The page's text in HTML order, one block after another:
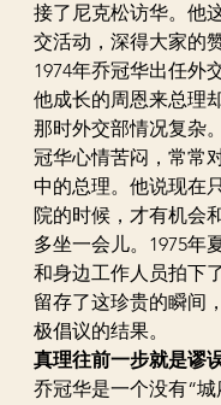
接了尼克松访华。他
交活动，深得大家的赞
1974年乔冠华出任外
他成长的周恩来总理
那时外交部情况复杂
冠华心情苦闷，常常
中的总理。他说现在
院的时候，才有机会
多坐一会儿。1975年
和身边工作人员拍下
留存了这珍贵的瞬间
极倡议的结果。
真理往前一步就是谬
乔冠华是一个没有“